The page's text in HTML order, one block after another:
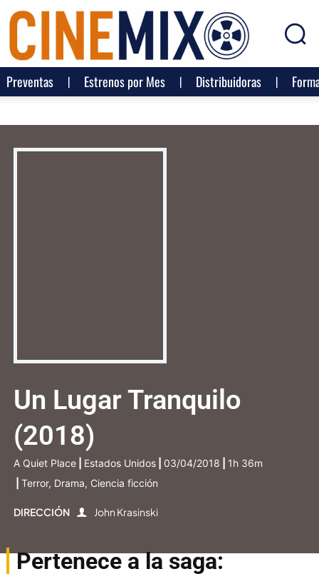
Preventas Estrenos por Mes Distribuidoras
Un Lugar Tranquilo
(2018)
A Quiet Place Estados Unidos 03/04/2018
1h 36m
Terror, Drama, Ciencia ficción
DIRECCIÓN John Krasinski
Pertenece a la saga: